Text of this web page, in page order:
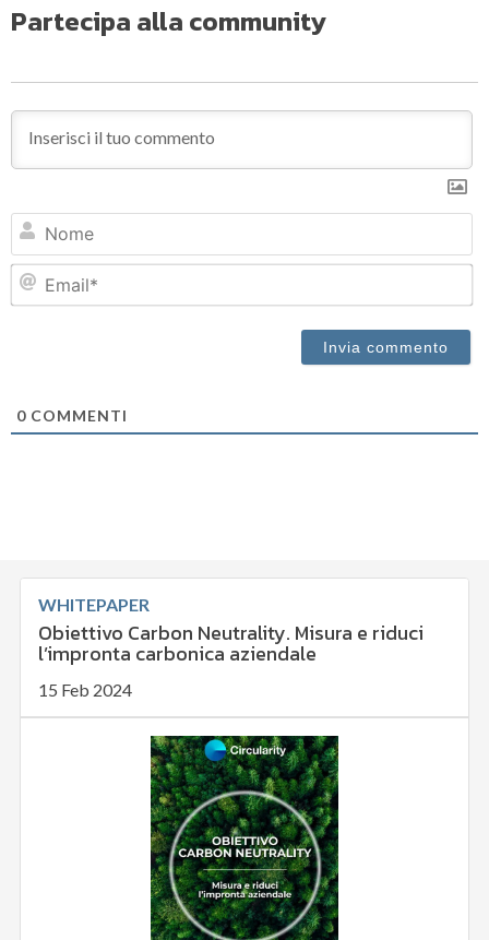
Partecipa alla community
0 COMMENTI
WHITEPAPER
Obiettivo Carbon Neutrality. Misura e riduci
l’impronta carbonica aziendale
15 Feb 2024